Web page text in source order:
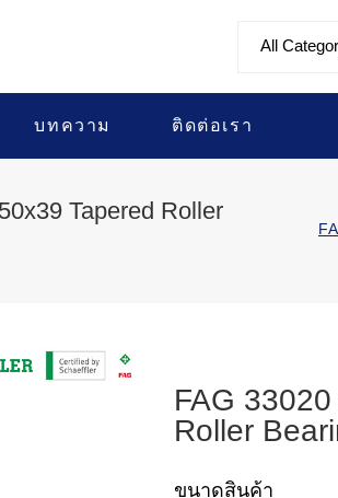
All
บทความ ติดต่อเรา
Tapered Roller
FAG
Roller
ขนาดสินค้า